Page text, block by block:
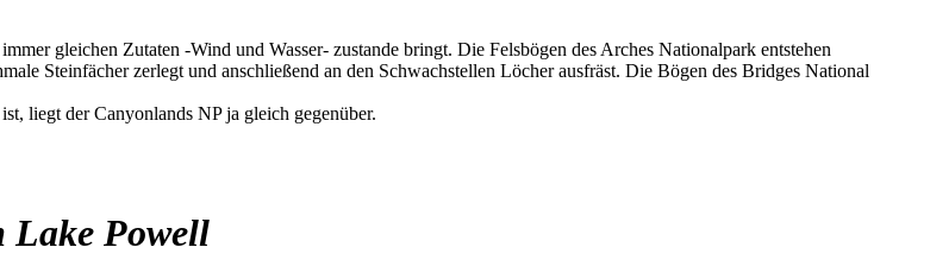
gleichen Zutaten -Wind und Wasser- zustande bringt. Die Felsbögen des Arches Nationalpark entstehen
Steinfächer zerlegt und anschließend an den Schwachstellen Löcher ausfräst. Die Bögen des Bridges National
liegt der Canyonlands NP ja gleich gegenüber.
Lake Powell